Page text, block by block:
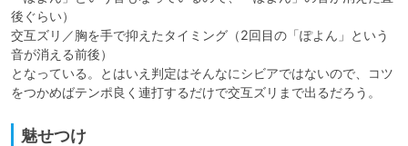
後ぐらい）
交互ズリ／胸を手で抑えたタイミング（2回目の「ぽよん」という
音が消える前後）
となっている。とはいえ判定はそんなにシビアではないので、コツ
をつかめばテンポ良く連打するだけで交互ズリまで出るだろう。
魅せつけ